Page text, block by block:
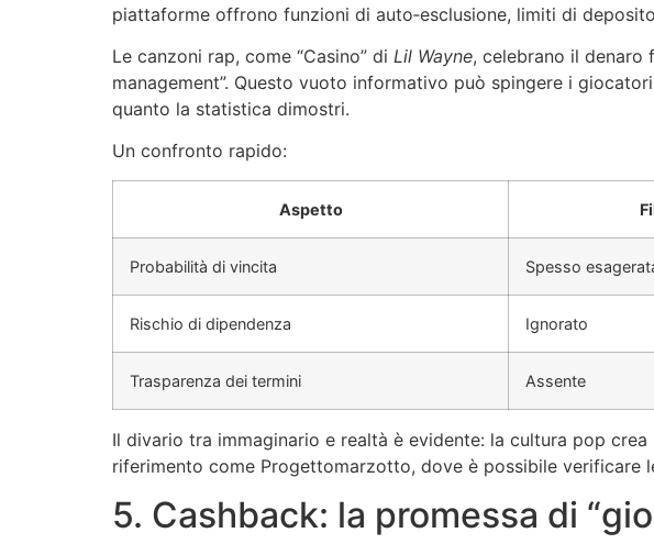
piattaforme offrono funzioni di auto‑esclusione, limiti di
Le canzoni rap, come “Casino” di Lil Wayne, celebrano il denaro
management”. Questo vuoto informativo può spingere i
quanto la statistica dimostri.
Un confronto rapido:
Aspetto
Probabilità di vincita Spesso
Rischio di dipendenza Ignorato
Trasparenza dei termini Assente
Il divario tra immaginario e realtà è evidente: la cultura pop
riferimento come Progettomarzotto, dove è possibile verificare
5. Cashback: la promessa di